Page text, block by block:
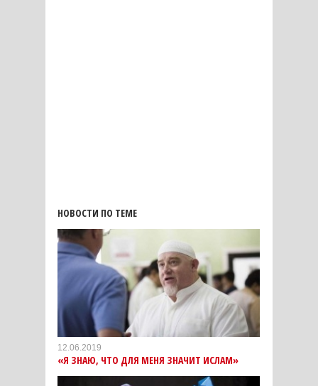
НОВОСТИ ПО ТЕМЕ
12.06.2019
«Я ЗНАЮ, ЧТО ДЛЯ МЕНЯ ЗНАЧИТ ИСЛАМ»